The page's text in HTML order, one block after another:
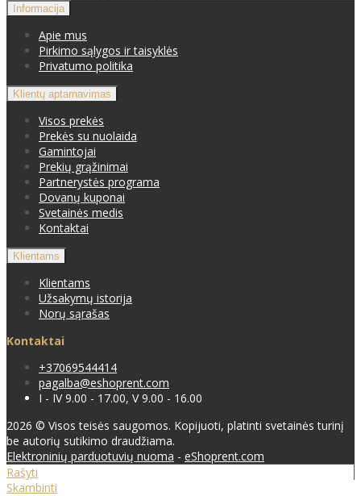
Informacija
Apie mus
Pirkimo sąlygos ir taisyklės
Privatumo politika
Klientų aptarnavimas
Visos prekės
Prekės su nuolaida
Gamintojai
Prekių grąžinimai
Partnerystės programa
Dovanų kuponai
Svetainės medis
Kontaktai
Klientams
Klientams
Užsakymų istorija
Norų sąrašas
Kontaktai
+37069544414
pagalba@eshoprent.com
I - IV 9.00 - 17.00, V 9.00 - 16.00
2026 © Visos teisės saugomos. Kopijuoti, platinti svetainės turinį
be autorių sutikimo draudžiama.
Elektroninių parduotuvių nuoma - eShoprent.com
Rašyti
Skambinti